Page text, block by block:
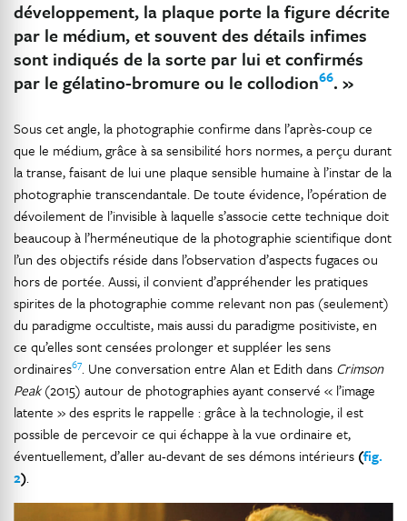
développement, la plaque porte la figure décrite
par le médium, et souvent des détails infimes
sont indiqués de la sorte par lui et confirmés
par le gélatino-bromure ou le collodion66. »
Sous cet angle, la photographie confirme dans l’après-coup ce
que le médium, grâce à sa sensibilité hors normes, a perçu durant
la transe, faisant de lui une plaque sensible humaine à l’instar de la
photographie transcendantale. De toute évidence, l’opération de
dévoilement de l’invisible à laquelle s’associe cette technique doit
beaucoup à l’herméneutique de la photographie scientifique dont
l’un des objectifs réside dans l’observation d’aspects fugaces ou
hors de portée. Aussi, il convient d’appréhender les pratiques
spirites de la photographie comme relevant non pas (seulement)
du paradigme occultiste, mais aussi du paradigme positiviste, en
ce qu’elles sont censées prolonger et suppléer les sens
ordinaires67. Une conversation entre Alan et Edith dans Crimson
Peak(2015) autour de photographies ayant conservé « l’image
latente » des esprits le rappelle : grâce à la technologie, il est
possible de percevoir ce qui échappe à la vue ordinaire et,
éventuellement, d’aller au-devant de ses démons intérieurs (fig.
2).